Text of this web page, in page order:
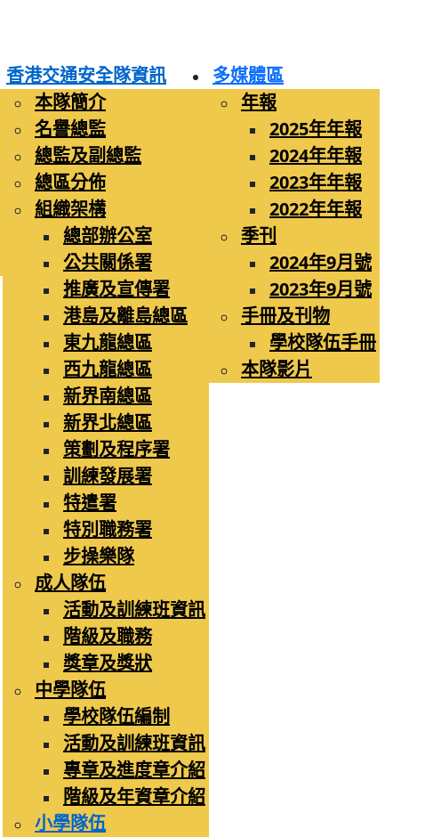
香港交通安全隊資訊
本隊簡介
名譽總監
總監及副總監
總區分佈
組織架構
總部辦公室
公共關係署
推廣及宣傳署
港島及離島總區
東九龍總區
西九龍總區
新界南總區
新界北總區
策劃及程序署
訓練發展署
特遣署
特別職務署
步操樂隊
成人隊伍
活動及訓練班資訊
階級及職務
獎章及獎狀
中學隊伍
學校隊伍編制
活動及訓練班資訊
專章及進度章介紹
階級及年資章介紹
小學隊伍
多媒體區
年報
2025年年報
2024年年報
2023年年報
2022年年報
季刊
2024年9月號
2023年9月號
手冊及刊物
學校隊伍手冊
本隊影片